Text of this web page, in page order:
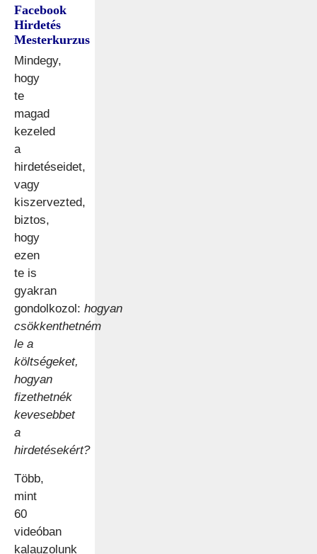
Facebook
Hirdetés
Mesterkurzus
Mindegy,
hogy
te
magad
kezeled
a
hirdetéseidet,
vagy
kiszervezted,
biztos,
hogy
ezen
te is
gyakran
gondolkozol: hogyan
csökkenthetném
le a
költségeket,
hogyan
fizethetnék
kevesebbet
a
hirdetésekért?
Több,
mint
60
videóban
kalauzolunk